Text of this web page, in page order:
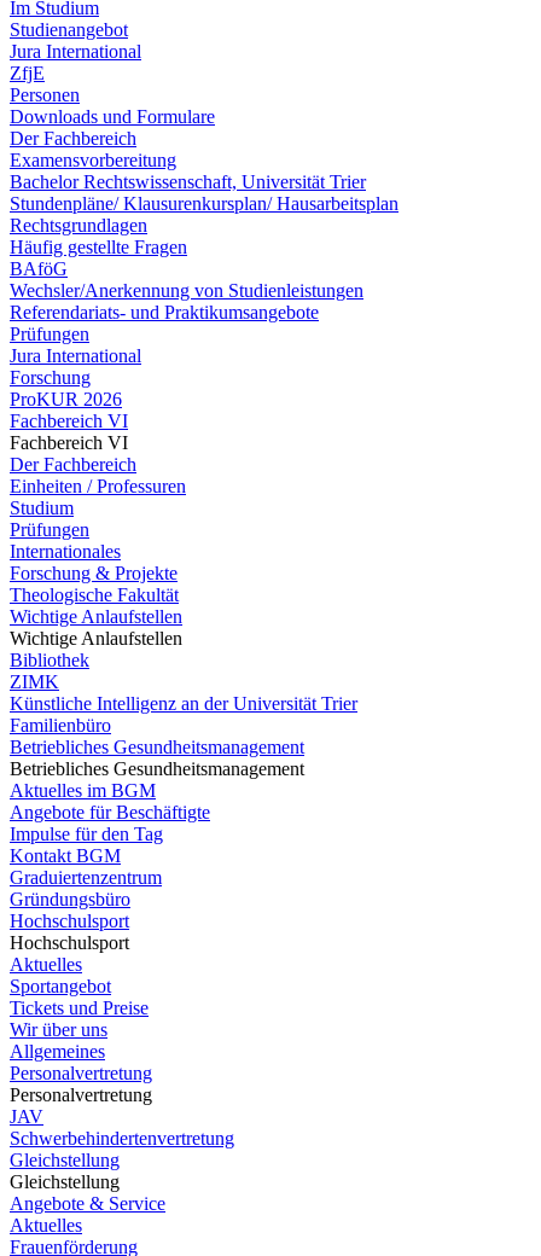
Im Studium
Studienangebot
Jura International
ZfjE
Personen
Downloads und Formulare
Der Fachbereich
Examensvorbereitung
Bachelor Rechtswissenschaft, Universität Trier
Stundenpläne/ Klausurenkursplan/ Hausarbeitsplan
Rechtsgrundlagen
Häufig gestellte Fragen
BAföG
Wechsler/Anerkennung von Studienleistungen
Referendariats- und Praktikumsangebote
Prüfungen
Jura International
Forschung
ProKUR 2026
Fachbereich VI
Fachbereich VI
Der Fachbereich
Einheiten / Professuren
Studium
Prüfungen
Internationales
Forschung & Projekte
Theologische Fakultät
Wichtige Anlaufstellen
Wichtige Anlaufstellen
Bibliothek
ZIMK
Künstliche Intelligenz an der Universität Trier
Familienbüro
Betriebliches Gesundheitsmanagement
Betriebliches Gesundheitsmanagement
Aktuelles im BGM
Angebote für Beschäftigte
Impulse für den Tag
Kontakt BGM
Graduiertenzentrum
Gründungsbüro
Hochschulsport
Hochschulsport
Aktuelles
Sportangebot
Tickets und Preise
Wir über uns
Allgemeines
Personalvertretung
Personalvertretung
JAV
Schwerbehindertenvertretung
Gleichstellung
Gleichstellung
Angebote & Service
Aktuelles
Frauenförderung